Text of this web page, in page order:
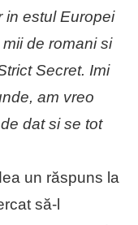
in estul Europei
de romani si
Secret. Imi
am vreo
dat si se tot
un răspuns la
să-l